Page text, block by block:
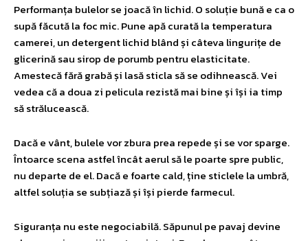
Performanța bulelor se joacă în lichid. O soluție bună e ca o
supă făcută la foc mic. Pune apă curată la temperatura
camerei, un detergent lichid blând și câteva lingurițe de
glicerină sau sirop de porumb pentru elasticitate.
Amestecă fără grabă și lasă sticla să se odihnească. Vei
vedea că a doua zi pelicula rezistă mai bine și își ia timp
să strălucească.
Dacă e vânt, bulele vor zbura prea repede și se vor sparge.
Întoarce scena astfel încât aerul să le poarte spre public,
nu departe de el. Dacă e foarte cald, ține sticlele la umbră,
altfel soluția se subțiază și își pierde farmecul.
Siguranța nu este negociabilă. Săpunul pe pavaj devine